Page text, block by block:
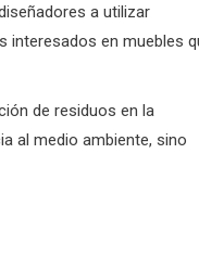
a utilizar
interesados en muebles
de residuos en la
al medio ambiente, sino